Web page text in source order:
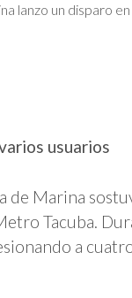
lanzo un disparo
usuarios
Marina
Tacuba.
a